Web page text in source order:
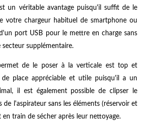
un véritable avantage puisqu'il suffit de le
votre chargeur habituel de smartphone ou
port USB pour le mettre en charge sans
supplémentaire.
de le poser à la verticale est top et
place appréciable et utile puisqu'il a un
il est également possible de clipser le
de l'aspirateur sans les éléments (réservoir et
train de sécher après leur nettoyage.